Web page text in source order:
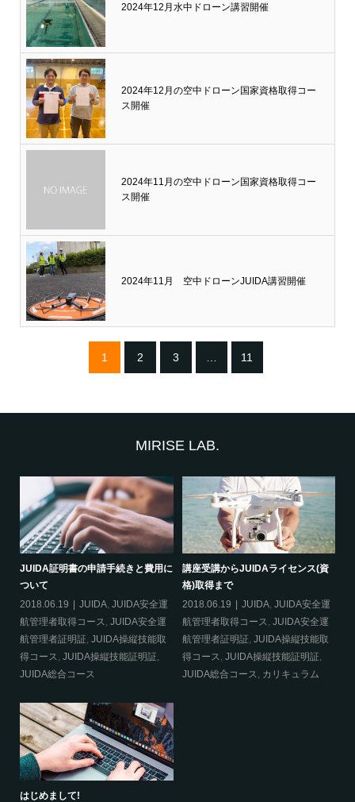
2024年12月水中ドローン講習開催
2024年12月の空中ドローン国家資格取得コー
ス開催
2024年11月の空中ドローン国家資格取得コー
ス開催
2024年11月 空中ドローンJUIDA講習開催
1 2 3 11
MIRISE LAB.
JUIDA証明書の申請手続きと費用に
ついて
2018.06.19
JUIDA, JUIDA安全運
航管理者取得コース, JUIDA安全運
航管理者証明証, JUIDA操縦技能取
得コース, JUIDA操縦技能証明証,
JUIDA総合コース
講座受講からJUIDAライセンス(資
格)取得まで
2018.06.19
JUIDA, JUIDA安全運
航管理者取得コース, JUIDA安全運
航管理者証明証, JUIDA操縦技能取
得コース, JUIDA操縦技能証明証,
JUIDA総合コース, カリキュラム
はじめまして!